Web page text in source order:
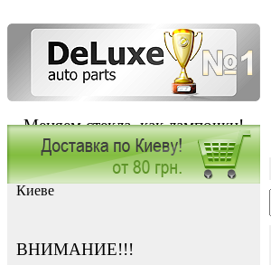
Меняем стекла, как лампочки!
Заказать установку автостекла в
Киеве
ВНИМАНИЕ!!!